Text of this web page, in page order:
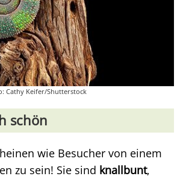
Cathy Keifer/Shutterstock
schön
wie Besucher von einem
zu sein! Sie sind knallbunt,